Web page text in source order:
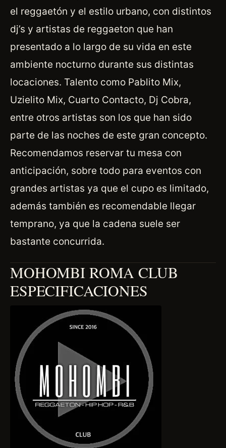
el reggaetón y el estilo urbano, con distintos
dj’s y artistas de reggaeton que han
presentado a lo largo de su vida en este
ambiente nocturno durante sus distintas
locaciones. Talento como Pablito Mix,
Uzielito Mix, Cuarto Contacto, Dj Cobra,
entre otros artistas son los que han sido
parte de las noches de este gran concepto.
Recomendamos reservar tu mesa con
anticipación, sobre todo para eventos con
grandes artistas ya que el cupo es limitado,
además también es recomendable llegar
temprano, ya que la cadena suele ser
bastante concurrida.
MOHOMBI ROMA CLUB
ESPECIFICACIONES